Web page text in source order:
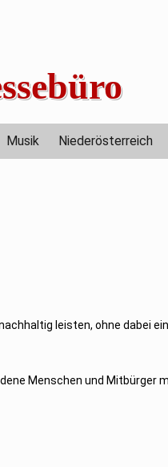
Musik Niederösterreich
leisten, ohne dabei
Menschen und Mitbürger